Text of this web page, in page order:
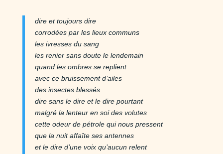
dire et toujours dire
corrodées par les lieux communs
les ivresses du sang
les renier sans doute le lendemain
quand les ombres se replient
avec ce bruissement d’ailes
des insectes blessés
dire sans le dire et le dire pourtant
malgré la lenteur en soi des volutes
cette odeur de pétrole qui nous pressent
que la nuit affaîte ses antennes
et le dire d’une voix qu’aucun relent